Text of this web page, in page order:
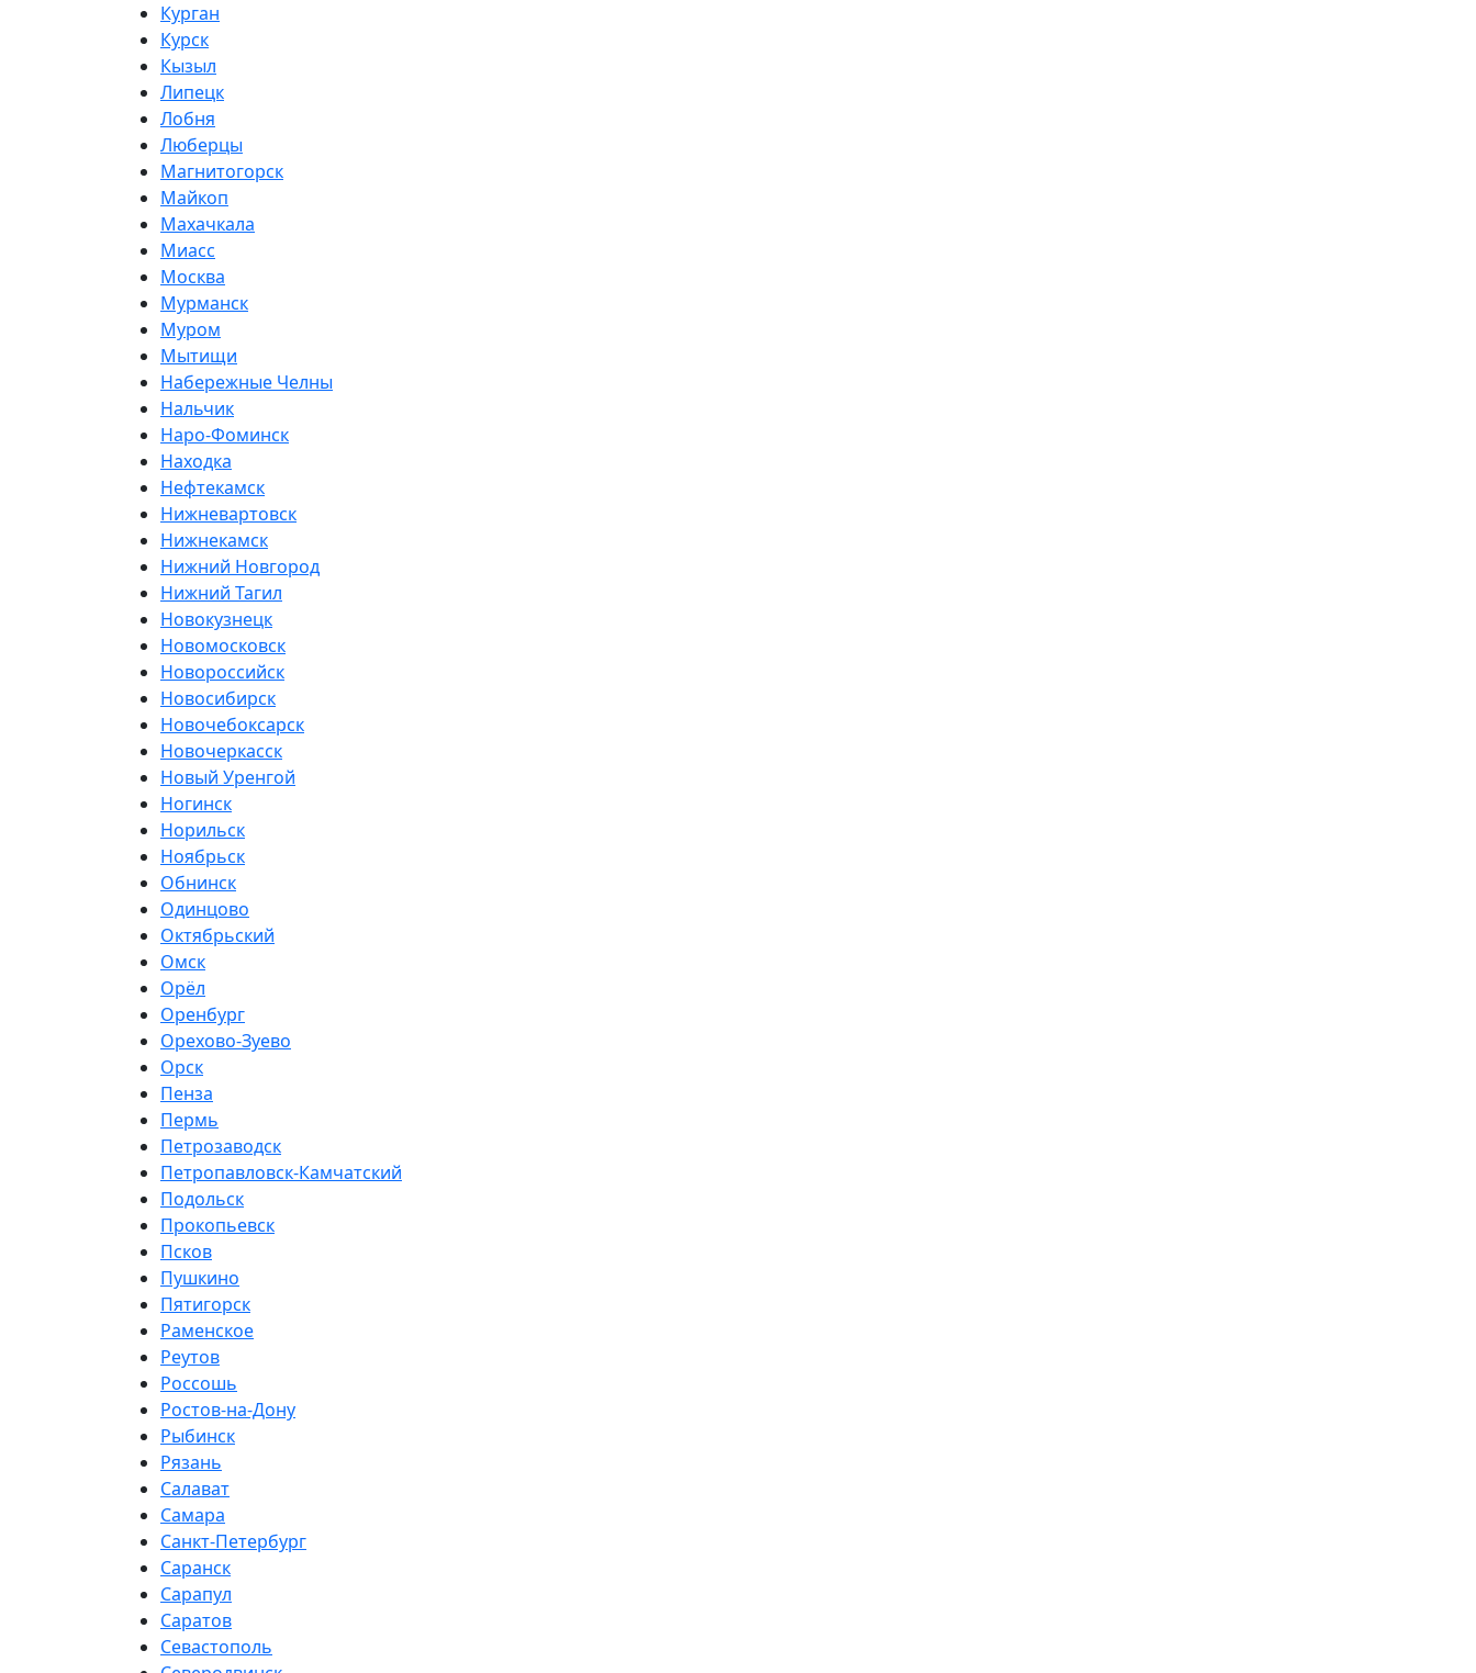
Курган
Курск
Кызыл
Липецк
Лобня
Люберцы
Магнитогорск
Майкоп
Махачкала
Миасс
Москва
Мурманск
Муром
Мытищи
Набережные Челны
Нальчик
Наро-Фоминск
Находка
Нефтекамск
Нижневартовск
Нижнекамск
Нижний Новгород
Нижний Тагил
Новокузнецк
Новомосковск
Новороссийск
Новосибирск
Новочебоксарск
Новочеркасск
Новый Уренгой
Ногинск
Норильск
Ноябрьск
Обнинск
Одинцово
Октябрьский
Омск
Орёл
Оренбург
Орехово-Зуево
Орск
Пенза
Пермь
Петрозаводск
Петропавловск-Камчатский
Подольск
Прокопьевск
Псков
Пушкино
Пятигорск
Раменское
Реутов
Россошь
Ростов-на-Дону
Рыбинск
Рязань
Салават
Самара
Санкт-Петербург
Саранск
Сарапул
Саратов
Севастополь